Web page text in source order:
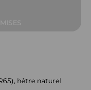
hêtre naturel